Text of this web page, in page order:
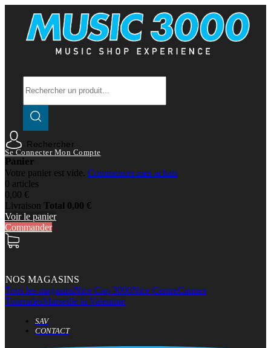
Rechercher
Se Connecter Mon Compte
Panier
Votre panier est vide. Commencer mes achats
0 articles
0,00 €
Livraison Total 0,00 €
Voir le panier
Commander
NOS MAGASINS
Tous les magasinsNice Cap 3000Nice CentreCannes
TourradesMarseille la Valentine
SAV
CONTACT